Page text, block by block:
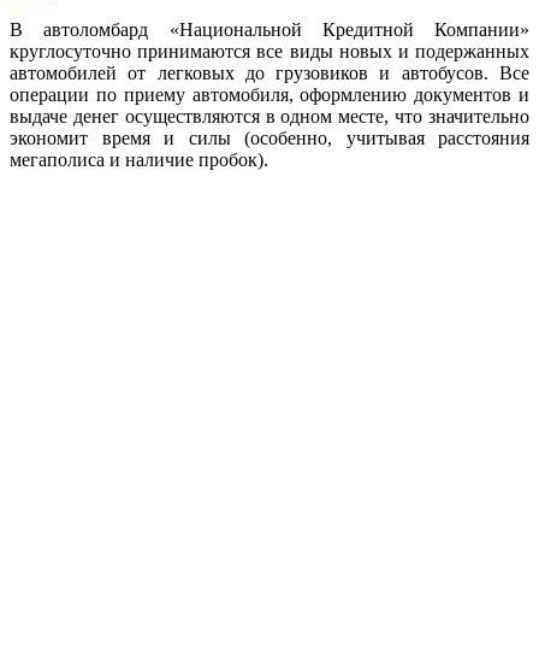
В автоломбард «Национальной Кредитной Компании»
круглосуточно принимаются все виды новых и подержанных
автомобилей от легковых до грузовиков и автобусов. Все
операции по приему автомобиля, оформлению документов и
выдаче денег осуществляются в одном месте, что значительно
экономит время и силы (особенно, учитывая расстояния
мегаполиса и наличие пробок).